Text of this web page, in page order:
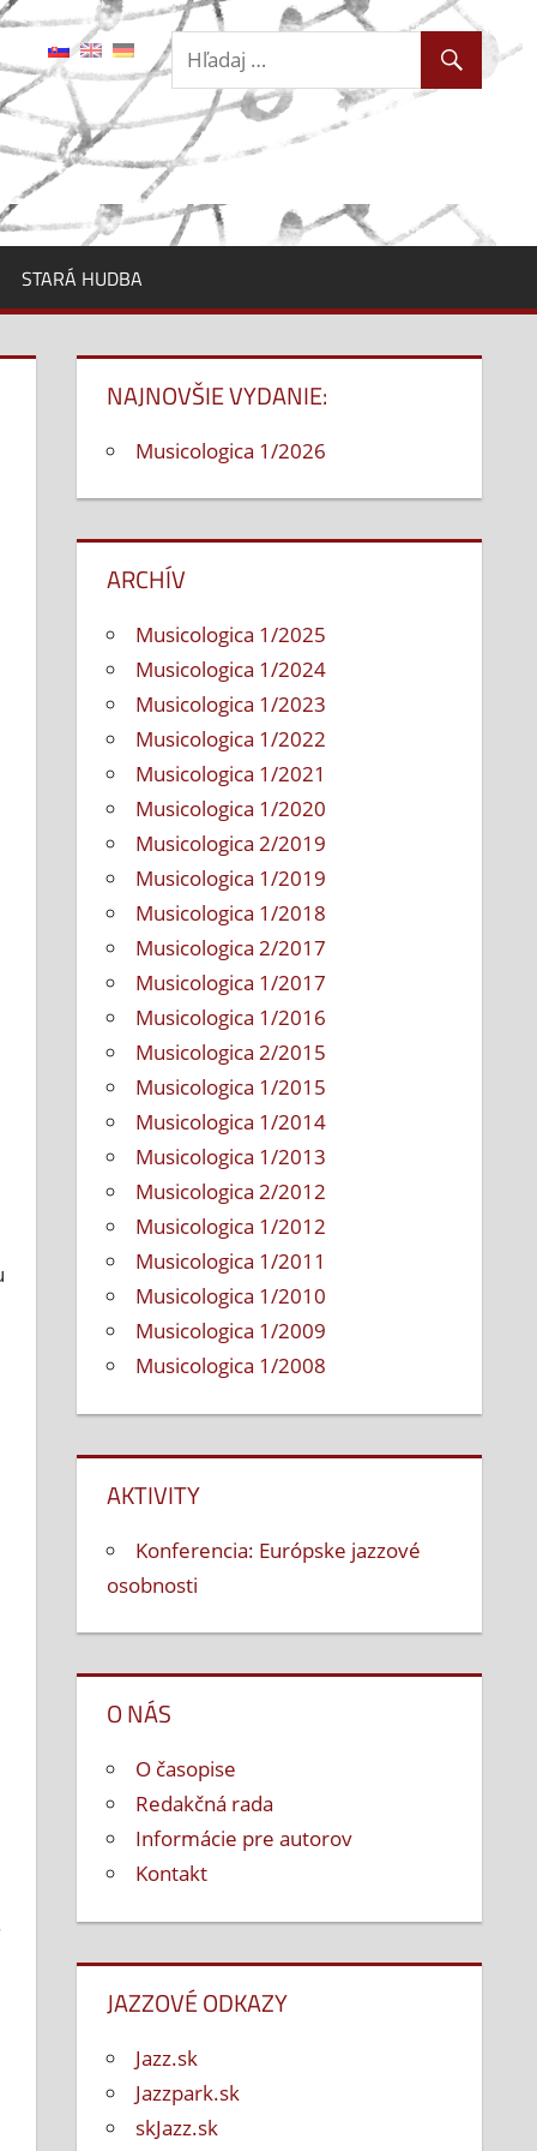
STARÁ HUDBA
na
konceptu
európskej
jazzovej
emancipácie
Slovensko
škandinávske
NAJNOVŠIE VYDANIE:
Musicologica 1/2026
ARCHÍV
Musicologica 1/2025
Musicologica 1/2024
Musicologica 1/2023
Musicologica 1/2022
Musicologica 1/2021
Musicologica 1/2020
Musicologica 2/2019
Musicologica 1/2019
Musicologica 1/2018
Musicologica 2/2017
Musicologica 1/2017
Musicologica 1/2016
Musicologica 2/2015
Musicologica 1/2015
Musicologica 1/2014
Musicologica 1/2013
Musicologica 2/2012
Musicologica 1/2012
Musicologica 1/2011
Musicologica 1/2010
Musicologica 1/2009
Musicologica 1/2008
AKTIVITY
Konferencia: Európske jazzové
osobnosti
O NÁS
O časopise
Redakčná rada
Informácie pre autorov
Kontakt
JAZZOVÉ ODKAZY
Jazz.sk
Jazzpark.sk
skJazz.sk